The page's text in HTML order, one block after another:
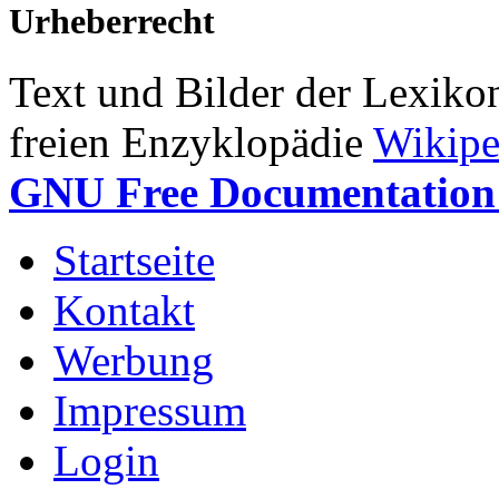
Urheberrecht
Text und Bilder der
freien Enzyklopädie
GNU Free
Startseite
Kontakt
Werbung
Impressum
Login